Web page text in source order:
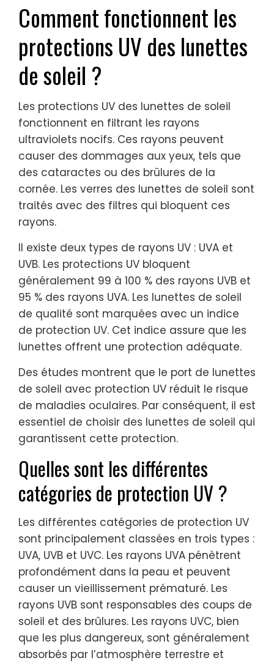
Comment fonctionnent les
protections UV des lunettes
de soleil ?
Les protections UV des lunettes de soleil
fonctionnent en filtrant les rayons
ultraviolets nocifs. Ces rayons peuvent
causer des dommages aux yeux, tels que
des cataractes ou des brûlures de la
cornée. Les verres des lunettes de soleil sont
traités avec des filtres qui bloquent ces
rayons.
Il existe deux types de rayons UV : UVA et
UVB. Les protections UV bloquent
généralement 99 à 100 % des rayons UVB et
95 % des rayons UVA. Les lunettes de soleil
de qualité sont marquées avec un indice
de protection UV. Cet indice assure que les
lunettes offrent une protection adéquate.
Des études montrent que le port de lunettes
de soleil avec protection UV réduit le risque
de maladies oculaires. Par conséquent, il est
essentiel de choisir des lunettes de soleil qui
garantissent cette protection.
Quelles sont les différentes
catégories de protection UV ?
Les différentes catégories de protection UV
sont principalement classées en trois types :
UVA, UVB et UVC. Les rayons UVA pénètrent
profondément dans la peau et peuvent
causer un vieillissement prématuré. Les
rayons UVB sont responsables des coups de
soleil et des brûlures. Les rayons UVC, bien
que les plus dangereux, sont généralement
absorbés par l’atmosphère terrestre et